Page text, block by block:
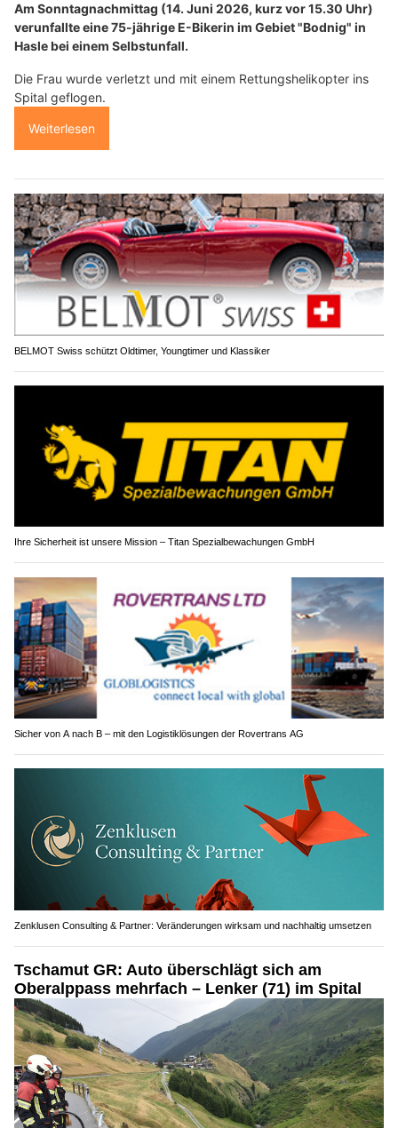
Am Sonntagnachmittag (14. Juni 2026, kurz vor 15.30 Uhr)
verunfallte eine 75-jährige E-Bikerin im Gebiet "Bodnig" in
Hasle bei einem Selbstunfall.
Die Frau wurde verletzt und mit einem Rettungshelikopter ins
Spital geflogen.
Weiterlesen
BELMOT Swiss schützt Oldtimer, Youngtimer und Klassiker
Ihre Sicherheit ist unsere Mission – Titan Spezialbewachungen GmbH
Sicher von A nach B – mit den Logistiklösungen der Rovertrans AG
Zenklusen Consulting & Partner: Veränderungen wirksam und nachhaltig umsetzen
Tschamut GR: Auto überschlägt sich am
Oberalppass mehrfach – Lenker (71) im Spital